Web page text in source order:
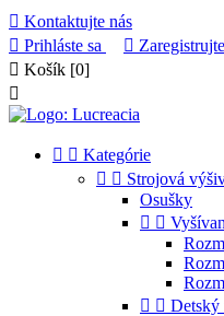
 Kontaktujte nás
 Prihláste sa 
 Košík [0]

  Kategórie
  Strojová
Osušky
 
  Detský